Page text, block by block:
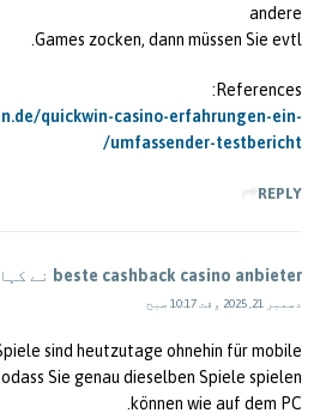
andere
Games zocken, dann müssen Sie evtl.
References:
quickwin-casino-erfahrungen-ein-
umfassender-testbericht/
REPLY
beste cashback casino anbieter نے
دسمبر 21, 2025 وقت 10:17 صبح
sind heutzutage ohnehin für mobile
Sie genau dieselben Spiele spielen
können wie auf dem PC.